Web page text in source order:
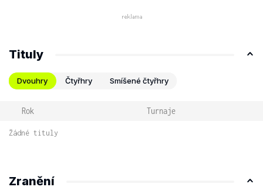
Tituly
Dvouhry Čtyřhry Smíšené čtyřhry
Rok Turnaje
Žádné tituly
Zranění